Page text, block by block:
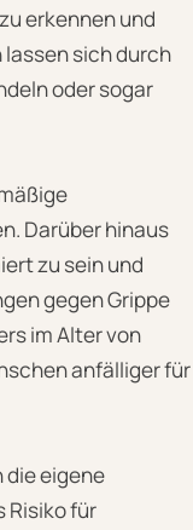
erkennen und
sich durch
oder sogar
Darüber hinaus
zu sein und
gegen Grippe
im Alter von
anfälliger für
die eigene
Risiko für